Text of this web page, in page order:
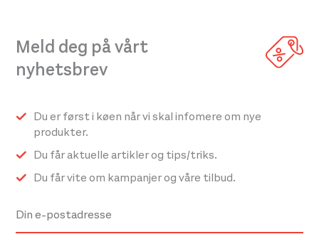
Meld deg på vårt
nyhetsbrev
Du er først i køen når vi skal infomere om nye
produkter.
Du får aktuelle artikler og tips/triks.
Du får vite om kampanjer og våre tilbud.